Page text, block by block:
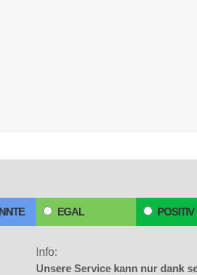
EGAL POSITIV
Info:
Unsere Service kann nur dank